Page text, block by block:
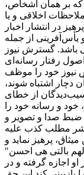
که بر همان اشخاص،
اخلاقی و یا
در انتشار اخبار
یأس‌آفرینی از جمله
باشد. گسترش نیوز
رفتار رسانه‌ای
نیوز خود را موظف
دچار اشتباه شوند،
از خطای
و رسانه خود را
ضبط صدا و تصویر و
و نشر مطلب کذب علیه
پرهیز نماید و
بالتی هی احسن"
اجازه گرفته و در